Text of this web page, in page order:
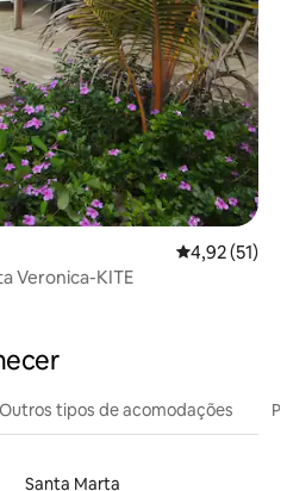
4,92 de uma
4,92 (51)
Veronica-KITE
Outros tipos de acomodações
Santa Marta